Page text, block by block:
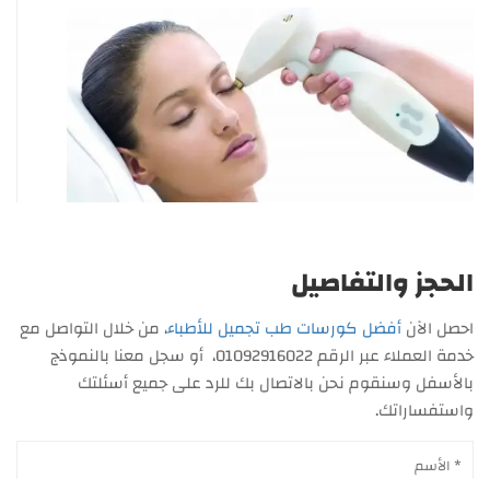
الحجز والتفاصيل
احصل الآنأفضل كورسات طب تجميل للأطباء، من خلال التواصل مع
خدمة العملاء عبر الرقم 01092916022، أو سجل معنا بالنموذج
بالأسفل وسنقوم نحن بالاتصال بك للرد على جميع أسئلتك
واستفساراتك.